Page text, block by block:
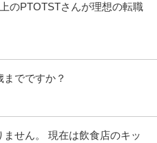
のPTOTSTさんが理想の転職
でですか？
せん。 現在は飲食店のキッ